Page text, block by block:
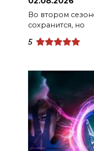
Во втором
сохранится, но
5